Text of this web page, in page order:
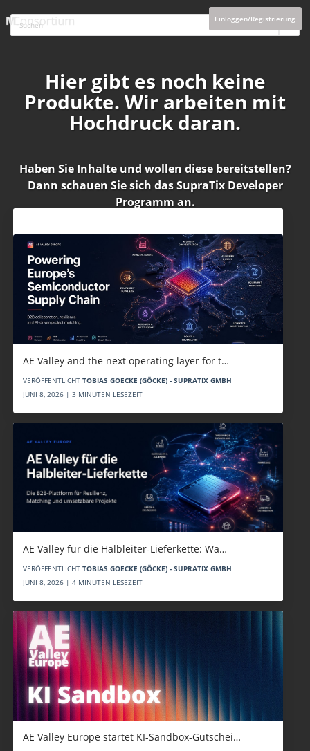
Einloggen/Registrierung
Hier gibt es noch keine
Produkte. Wir arbeiten mit
Hochdruck daran.
Haben Sie Inhalte und wollen diese bereitstellen?
Dann schauen Sie sich dasSupraTix Developer
Programm an.
AE Valley and the next operating layer for t…
VERÖFFENTLICHT TOBIAS GOECKE (GÖCKE) - SUPRATIX GMBH
JUNI 8, 2026 | 3 MINUTEN LESEZEIT
AE Valley für die Halbleiter-Lieferkette: Wa…
VERÖFFENTLICHT TOBIAS GOECKE (GÖCKE) - SUPRATIX GMBH
JUNI 8, 2026 | 4 MINUTEN LESEZEIT
AE Valley Europe startet KI-Sandbox-Gutschei…